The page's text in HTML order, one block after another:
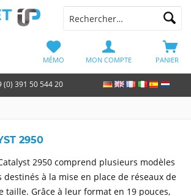
(0) 391 50 544 20
PANIER
MÉMO MON COMPTE
2950
2950 comprend plusieurs modèles
à la mise en place de réseaux de
taille. Grâce à leur format en 19 pouces,